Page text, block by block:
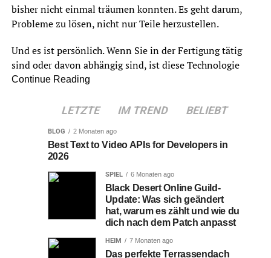
bisher nicht einmal träumen konnten. Es geht darum,
Probleme zu lösen, nicht nur Teile herzustellen.
Und es ist persönlich. Wenn Sie in der Fertigung tätig
sind oder davon abhängig sind, ist diese Technologie
keine abstrakte Innovation. Sie könnte Ihren Job
Unternehmen stärken.
Table of Contents
Unmögliches möglich machen
Warum fühlt sich Desktop Metal anders an?
Unser Konzept der Versorgung ändern
Continue Reading
LETZTE IM TREND BELIEBT
BLOG 2 Monaten ago
Best Text to Video APIs for Developers in
2026
SPIEL 6 Monaten ago
Black Desert Online Guild-
Update: Was sich geändert
hat, warum es zählt und wie du
dich nach dem Patch anpasst
HEIM 7 Monaten ago
Das perfekte Terrassendach